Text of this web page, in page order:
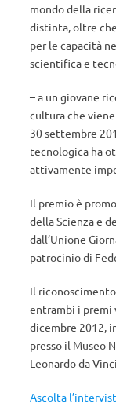
mondo della
distinta, oltre
per le capacità
scientifica e
– a un giovane
cultura che
30 settembre
tecnologica ha
attivamente
Il premio è
della Scienza e
dall’Unione
patrocinio di
Il
entrambi i premi
dicembre 2012,
presso il Museo
Leonardo da
Ascolta